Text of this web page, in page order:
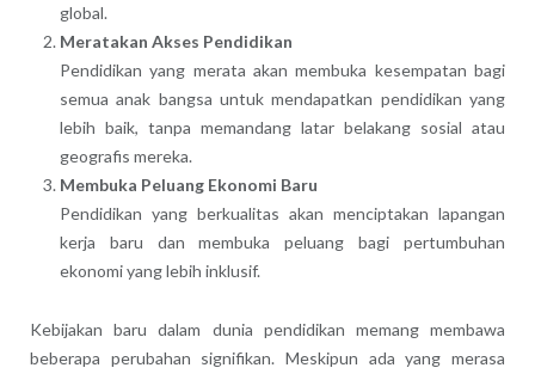
global.
Meratakan Akses Pendidikan
Pendidikan yang merata akan membuka kesempatan bagi
semua anak bangsa untuk mendapatkan pendidikan yang
lebih baik, tanpa memandang latar belakang sosial atau
geografis mereka.
Membuka Peluang Ekonomi Baru
Pendidikan yang berkualitas akan menciptakan lapangan
kerja baru dan membuka peluang bagi pertumbuhan
ekonomi yang lebih inklusif.
Kebijakan baru dalam dunia pendidikan memang membawa
beberapa perubahan signifikan. Meskipun ada yang merasa